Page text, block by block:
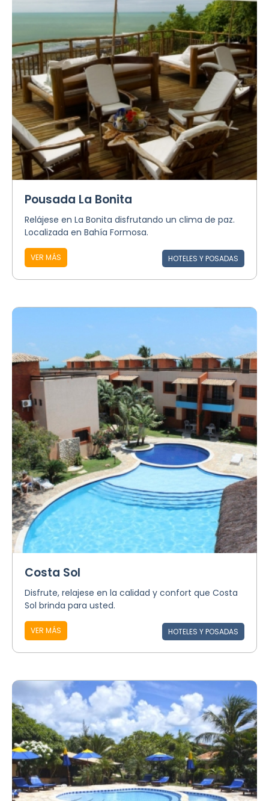
Pousada La Bonita
Relájese en La Bonita disfrutando un clima de paz.
Localizada en Bahía Formosa.
VER MÁS HOTELES Y POSADAS
Costa Sol
Disfrute, relajese en la calidad y confort que Costa
Sol brinda para usted.
VER MÁS HOTELES Y POSADAS